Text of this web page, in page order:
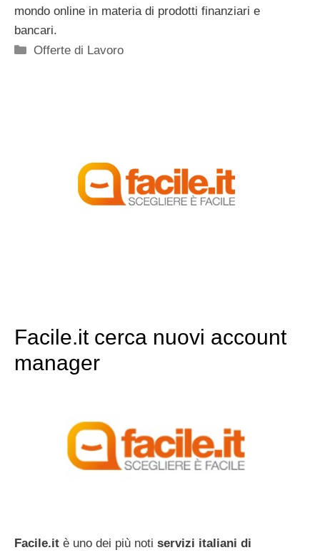
mondo online in materia di prodotti finanziari e
bancari.
Categorie
Offerte di Lavoro
Facile.it cerca nuovi account
manager
Facile.it è uno dei più noti servizi italiani di